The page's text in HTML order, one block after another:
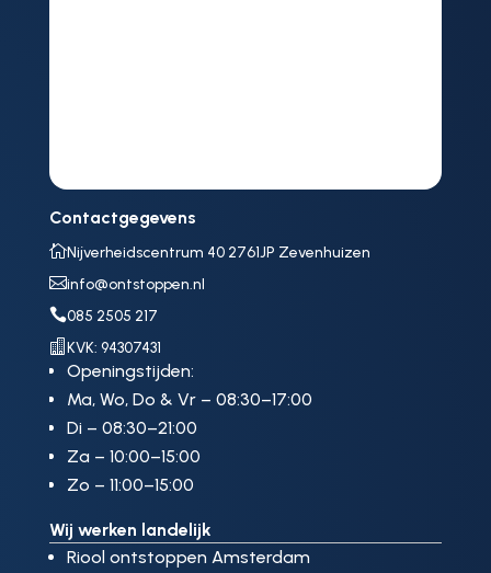
Contactgegevens
Nijverheidscentrum 40 2761JP Zevenhuizen
info@ontstoppen.nl
085 2505 217
 KVK: 94307431
Openingstijden:
Ma, Wo, Do & Vr – 08:30–17:00
Di – 08:30–21:00
Za – 10:00–15:00
Zo – 11:00–15:00
Wij werken landelijk
Riool ontstoppen Amsterdam